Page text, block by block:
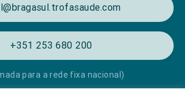
+351 253 680 200
para a rede fixa nacional)